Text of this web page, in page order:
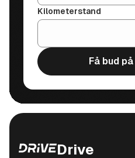
Kilometerstand
Få bud
Drive